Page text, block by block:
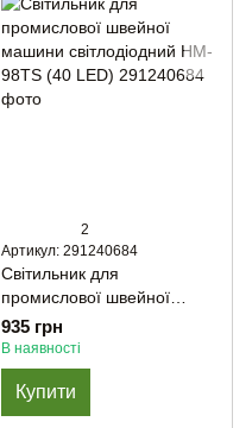
2
Артикул: 291240684
Світильник для
промислової швейної
машини світлодіодний HM-
98TS (40 LED)
935 грн
В наявності
Купити